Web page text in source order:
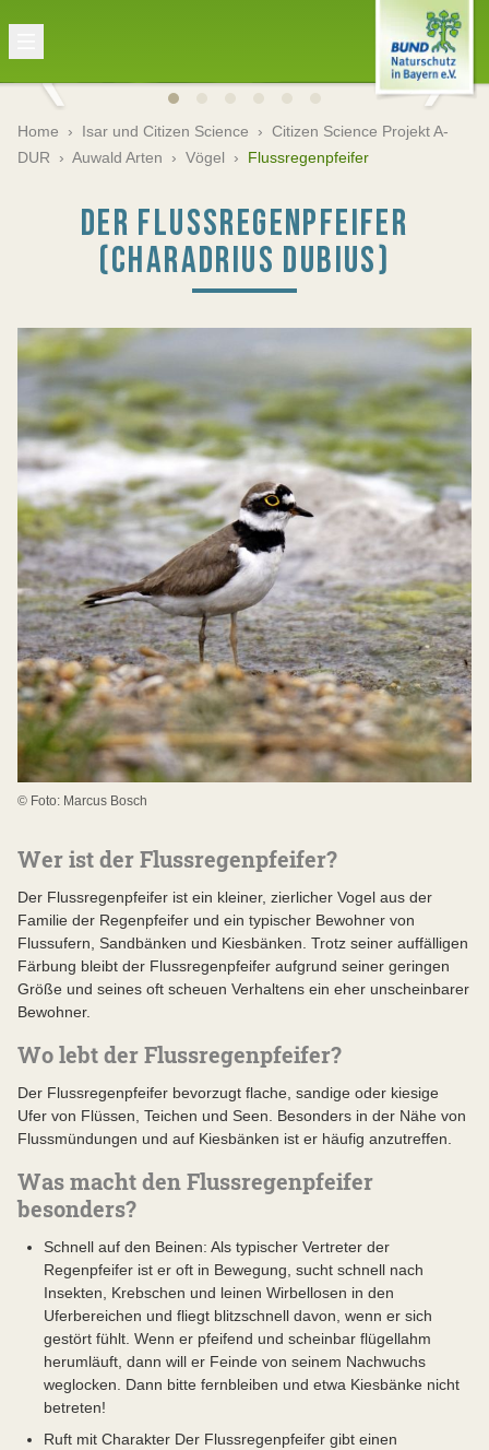
Home › Isar und Citizen Science › Citizen Science Projekt A-
DUR › Auwald Arten › Vögel › Flussregenpfeifer
DER FLUSSREGENPFEIFER
(CHARADRIUS DUBIUS)
© Foto: Marcus Bosch
Wer ist der Flussregenpfeifer?
Der Flussregenpfeifer ist ein kleiner, zierlicher Vogel aus der
Familie der Regenpfeifer und ein typischer Bewohner von
Flussufern, Sandbänken und Kiesbänken. Trotz seiner auffälligen
Färbung bleibt der Flussregenpfeifer aufgrund seiner geringen
Größe und seines oft scheuen Verhaltens ein eher unscheinbarer
Bewohner.
Wo lebt der Flussregenpfeifer?
Der Flussregenpfeifer bevorzugt flache, sandige oder kiesige
Ufer von Flüssen, Teichen und Seen. Besonders in der Nähe von
Flussmündungen und auf Kiesbänken ist er häufig anzutreffen.
Was macht den Flussregenpfeifer
besonders?
Schnell auf den Beinen: Als typischer Vertreter der
Regenpfeifer ist er oft in Bewegung, sucht schnell nach
Insekten, Krebschen und leinen Wirbellosen in den
Uferbereichen und fliegt blitzschnell davon, wenn er sich
gestört fühlt. Wenn er pfeifend und scheinbar flügellahm
herumläuft, dann will er Feinde von seinem Nachwuchs
weglocken. Dann bitte fernbleiben und etwa Kiesbänke nicht
betreten!
Ruft mit Charakter Der Flussregenpfeifer gibt einen